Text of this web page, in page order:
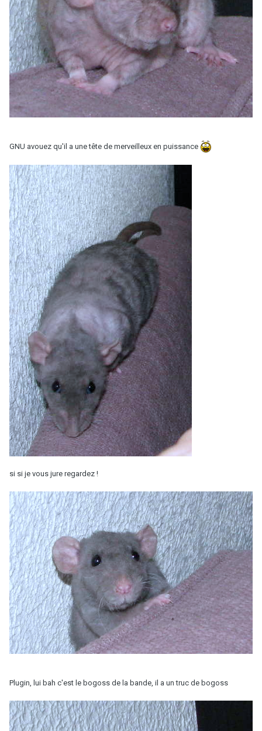
GNU avouez qu'il a une tête de merveilleux en puissance
si si je vous jure regardez !
Plugin, lui bah c'est le bogoss de la bande, il a un truc de bogoss